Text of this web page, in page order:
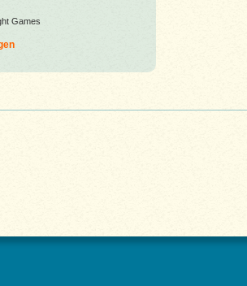
Games